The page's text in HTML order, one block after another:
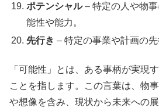
ポテンシャル– 特定の人や物
能性や能力。
先行き – 特定の事業や計画の先
「可能性」とは、ある事柄が実現
ことを指します。この言葉は、物
や想像を含み、現状から未来への